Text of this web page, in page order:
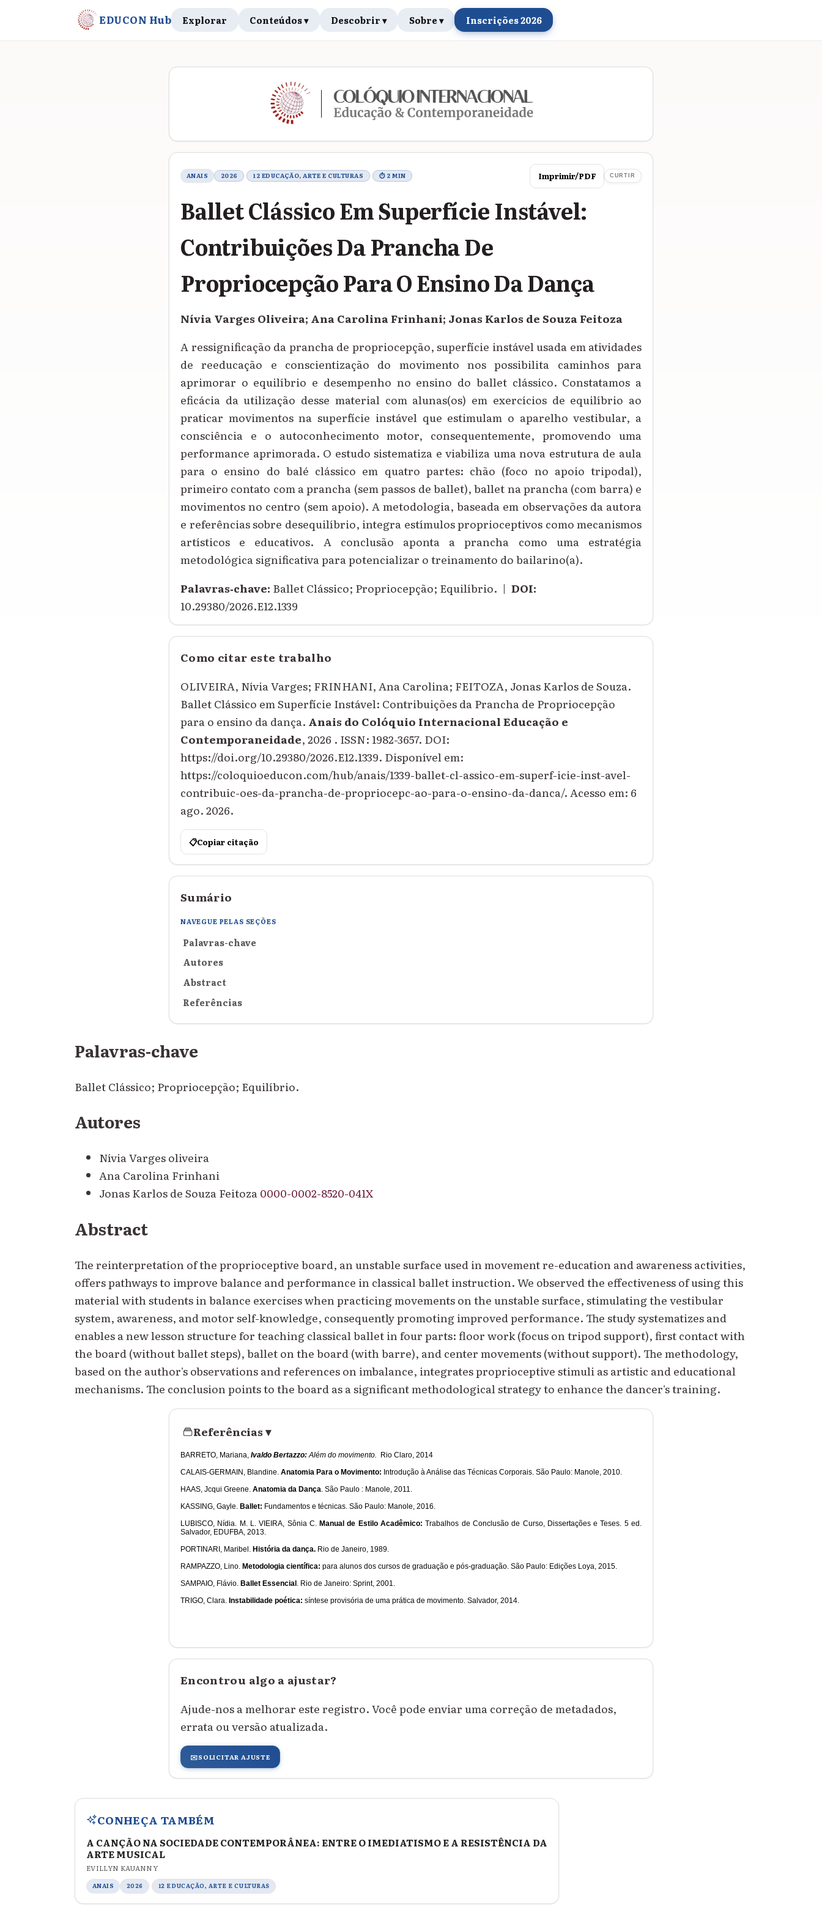
EDUCON Hub Explorar Conteúdos ▾ Descobrir ▾ Sobre ▾ Inscrições 2026
ANAIS 2026 12 EDUCAÇÃO, ARTE E CULTURAS ⏱ 2 MIN Imprimir/PDF CURTIR
Ballet Clássico Em Superfície Instável:
Contribuições Da Prancha De
Propriocepção Para O Ensino Da Dança
Nívia Varges Oliveira; Ana Carolina Frinhani; Jonas Karlos de Souza Feitoza
A ressignificação da prancha de propriocepção, superfície instável usada em atividades
de reeducação e conscientização do movimento nos possibilita caminhos para
aprimorar o equilíbrio e desempenho no ensino do ballet clássico. Constatamos a
eficácia da utilização desse material com alunas(os) em exercícios de equilíbrio ao
praticar movimentos na superfície instável que estimulam o aparelho vestibular, a
consciência e o autoconhecimento motor, consequentemente, promovendo uma
performance aprimorada. O estudo sistematiza e viabiliza uma nova estrutura de aula
para o ensino do balé clássico em quatro partes: chão (foco no apoio tripodal),
primeiro contato com a prancha (sem passos de ballet), ballet na prancha (com barra) e
movimentos no centro (sem apoio). A metodologia, baseada em observações da autora
e referências sobre desequilíbrio, integra estímulos proprioceptivos como mecanismos
artísticos e educativos. A conclusão aponta a prancha como uma estratégia
metodológica significativa para potencializar o treinamento do bailarino(a).
Palavras‑chave: Ballet Clássico; Propriocepção; Equilíbrio. | DOI:
10.29380/2026.E12.1339
Como citar este trabalho
OLIVEIRA, Nívia Varges; FRINHANI, Ana Carolina; FEITOZA, Jonas Karlos de Souza.
Ballet Clássico em Superfície Instável: Contribuições da Prancha de Propriocepção
para o ensino da dança. Anais do Colóquio Internacional Educação e
Contemporaneidade, 2026 . ISSN: 1982-3657. DOI:
https://doi.org/10.29380/2026.E12.1339. Disponível em:
https://coloquioeducon.com/hub/anais/1339-ballet-cl-assico-em-superf-icie-inst-avel-
contribuic-oes-da-prancha-de-propriocepc-ao-para-o-ensino-da-danca/. Acesso em: 6
ago. 2026.
📋Copiar citação
Sumário
NAVEGUE PELAS SEÇÕES
Palavras-chave
Autores
Abstract
Referências
Palavras-chave
Ballet Clássico; Propriocepção; Equilíbrio.
Autores
Nívia Varges oliveira
Ana Carolina Frinhani
Jonas Karlos de Souza Feitoza0000-0002-8520-041X
Abstract
The reinterpretation of the proprioceptive board, an unstable surface used in movement re-education and awareness activities,
offers pathways to improve balance and performance in classical ballet instruction. We observed the effectiveness of using this
material with students in balance exercises when practicing movements on the unstable surface, stimulating the vestibular
system, awareness, and motor self-knowledge, consequently promoting improved performance. The study systematizes and
enables a new lesson structure for teaching classical ballet in four parts: floor work (focus on tripod support), first contact with
the board (without ballet steps), ballet on the board (with barre), and center movements (without support). The methodology,
based on the author's observations and references on imbalance, integrates proprioceptive stimuli as artistic and educational
mechanisms. The conclusion points to the board as a significant methodological strategy to enhance the dancer's training.
Referências▾
BARRETO, Mariana, Ivaldo Bertazzo:Além do movimento.
Rio Claro, 2014
CALAIS-GERMAIN, Blandine. Anatomia Para o Movimento: Introdução à Análise das Técnicas Corporais. São Paulo: Manole, 2010.
HAAS, Jcqui Greene. Anatomia da Dança. São Paulo : Manole, 2011.
KASSING, Gayle. Ballet: Fundamentos e técnicas. São Paulo: Manole, 2016.
LUBISCO, Nídia. M. L. VIEIRA, Sônia C. Manual de Estilo Acadêmico: Trabalhos de Conclusão de Curso, Dissertações e Teses. 5 ed.
Salvador, EDUFBA, 2013.
PORTINARI, Maribel. História da dança. Rio de Janeiro, 1989.
RAMPAZZO, Lino. Metodologia científica: para alunos dos cursos de graduação e pós-graduação. São Paulo: Edições Loya, 2015.
SAMPAIO, Flávio. Ballet Essencial . Rio de Janeiro: Sprint, 2001.
TRIGO, Clara. Instabilidade poética: síntese provisória de uma prática de movimento. Salvador, 2014.
Encontrou algo a ajustar?
Ajude-nos a melhorar este registro. Você pode enviar uma correção de metadados,
errata ou versão atualizada.
✉️SOLICITAR AJUSTE
CONHEÇA TAMBÉM
A CANÇÃO NA SOCIEDADE CONTEMPORÂNEA: ENTRE O IMEDIATISMO E A RESISTÊNCIA DA
ARTE MUSICAL
EVILLYN KAUANNY
ANAIS 2026 12 EDUCAÇÃO, ARTE E CULTURAS